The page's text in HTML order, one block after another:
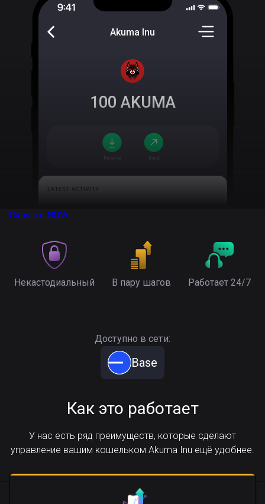
Akuma Inu
100 AKUMA
Скачать NOW
Некастодиальный В пару шагов Работает 24/7
Доступно в сети:
Base
Как это работает
У нас есть ряд преимуществ, которые сделают
управление вашим кошельком Akuma Inu ещё удобнее.